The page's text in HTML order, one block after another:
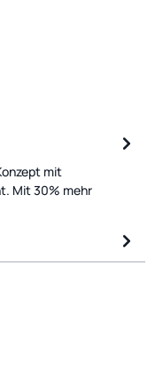
mit
Mit 30% mehr